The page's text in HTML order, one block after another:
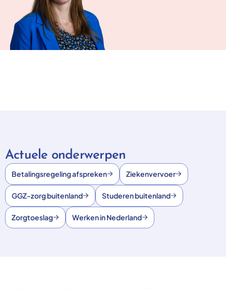
Actuele onderwerpen
Betalingsregeling afspreken Ziekenvervoer
GGZ-zorg buitenland Studeren buitenland
Zorgtoeslag Werken in Nederland